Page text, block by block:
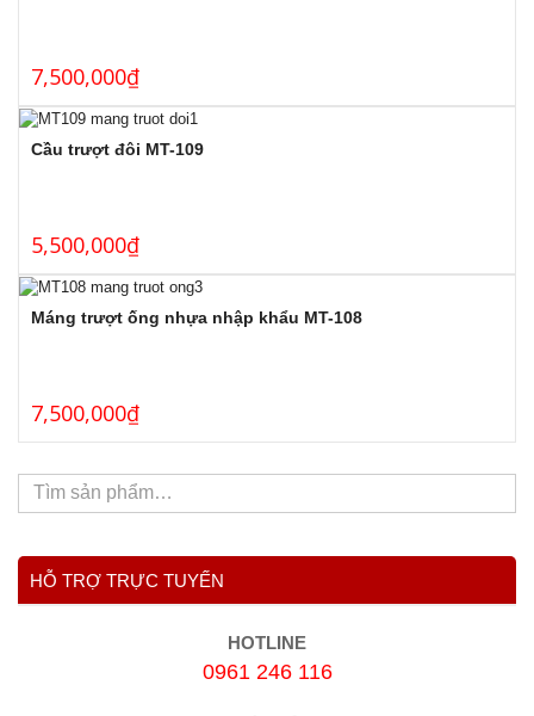
7,500,000₫
Cầu trượt đôi MT-109
5,500,000₫
Máng trượt ống nhựa nhập khẩu MT-108
7,500,000₫
HỖ TRỢ TRỰC TUYẾN
HOTLINE
0961 246 116